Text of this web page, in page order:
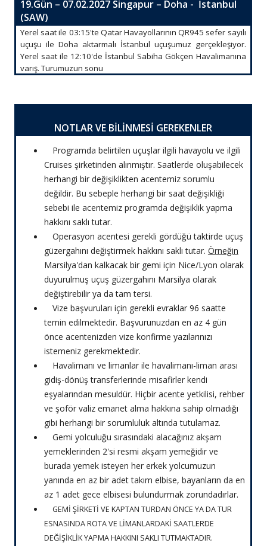
19.Gün – 07.02.2027 Singapur – Doha - İstanbul
(SAW)
Yerel saat ile 03:15'te Qatar Havayollarının QR945 sefer sayılı
uçuşu ile Doha aktarmalı İstanbul uçuşumuz gerçekleşiyor.
Yerel saat ile 12:10'de İstanbul Sabiha Gökçen Havalimanına
varış. Turumuzun sonu
NOTLAR VE BİLİNMESİ GEREKENLER
Programda belirtilen uçuşlar ilgili havayolu ve ilgili
Cruises şirketinden alınmıştır. Saatlerde oluşabilecek
herhangi bir değişiklikten acentemiz sorumlu
değildir. Bu sebeple herhangi bir saat değişikliği
sebebi ile acentemiz programda değişiklik yapma
hakkını saklı tutar.
Operasyon acentesi gerekli gördüğü taktirde uçuş
güzergahını değiştirmek hakkını saklı tutar. Örneğin
Marsilya'dan kalkacak bir gemi için Nice/Lyon olarak
duyurulmuş uçuş güzergahını Marsilya olarak
değiştirebilir ya da tam tersi.
Vize başvuruları için gerekli evraklar 96 saatte
temin edilmektedir. Başvurunuzdan en az 4 gün
önce acentenizden vize konfirme yazılarınızı
istemeniz gerekmektedir.
Havalimanı ve limanlar ile havalimanı-liman arası
gidiş-dönüş transferlerinde misafirler kendi
eşyalarından mesuldür. Hiçbir acente yetkilisi, rehber
ve şoför valiz emanet alma hakkına sahip olmadığı
gibi herhangi bir sorumluluk altında tutulamaz.
Gemi yolculuğu sırasındaki alacağınız akşam
yemeklerinden 2'si resmi akşam yemeğidir ve
burada yemek isteyen her erkek yolcumuzun
yanında en az bir adet takım elbise, bayanların da en
az 1 adet gece elbisesi bulundurmak zorundadırlar.
GEMİ ŞİRKETİ VE KAPTAN TURDAN ÖNCE YA DA TUR
ESNASINDA ROTA VE LİMANLARDAKİ SAATLERDE
DEĞİŞİKLİK YAPMA HAKKINI SAKLI TUTMAKTADIR.